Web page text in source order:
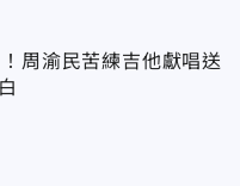
周渝民苦練吉他獻唱送